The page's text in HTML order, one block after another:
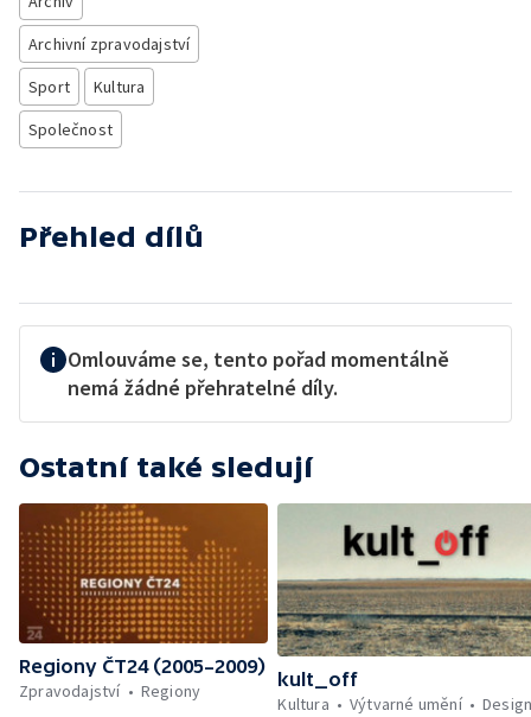
Archivní zpravodajství
Sport
Kultura
Společnost
Přehled dílů
Omlouváme se, tento pořad momentálně
nemá žádné přehratelné díly.
Ostatní také sledují
Regiony ČT24 (2005–2009)
Zpravodajství
Regiony
kult_off
Kultura
Výtvarné umění